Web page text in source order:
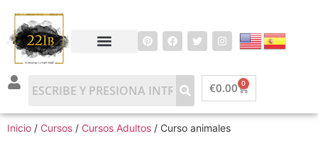
€0.00 0
Inicio / Cursos / Cursos Adultos / Curso animales